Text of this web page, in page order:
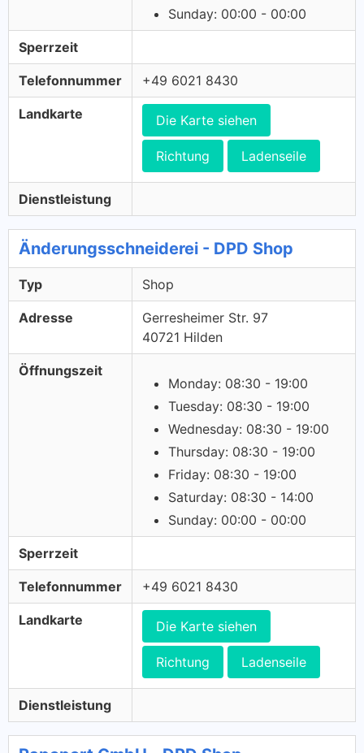
Sunday: 00:00 - 00:00
Sperrzeit
Telefonnummer +49 6021 8430
Landkarte Die Karte siehen
Richtung Ladenseile
Dienstleistung
Änderungsschneiderei - DPD Shop
Typ Shop
Adresse
Gerresheimer Str. 97
40721 Hilden
Öffnungszeit
Monday: 08:30 - 19:00
Tuesday: 08:30 - 19:00
Wednesday: 08:30 - 19:00
Thursday: 08:30 - 19:00
Friday: 08:30 - 19:00
Saturday: 08:30 - 14:00
Sunday: 00:00 - 00:00
Sperrzeit
Telefonnummer +49 6021 8430
Landkarte Die Karte siehen
Richtung Ladenseile
Dienstleistung